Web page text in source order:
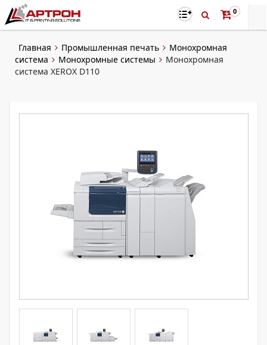
0
Главная Промышленная печать
Монохромная
система
Монохромные системы
Монохромная
система XEROX D110